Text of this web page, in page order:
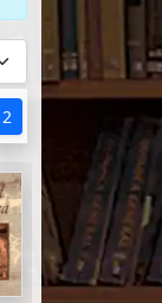
2